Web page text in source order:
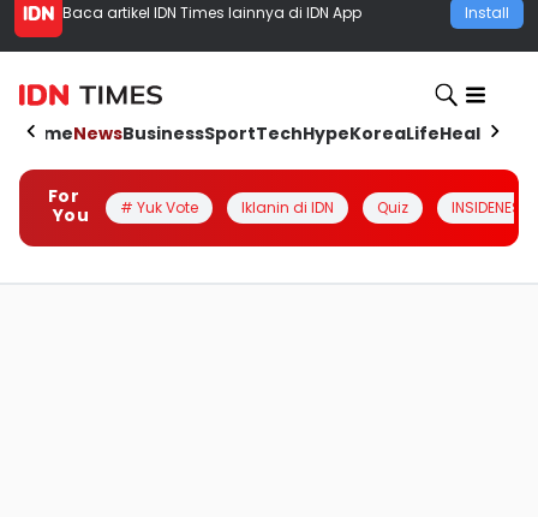
Baca artikel IDN Times lainnya di IDN App Install
HomeNewsBusinessSportTechHypeKoreaLifeHealth
For
You
# Yuk Vote Iklanin di IDN Quiz INSIDENESIA